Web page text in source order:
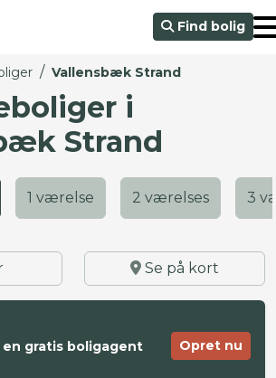
Find bolig
/ Vallensbæk Strand
i
Strand
1 værelse 2 værelses 3
Se på kort
gratis boligagent Opret nu